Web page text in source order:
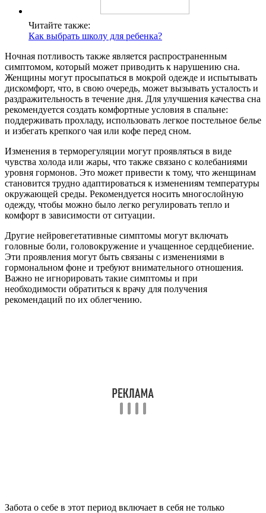
Читайте также:
Как выбрать школу для ребенка?
Ночная потливость также является распространенным
симптомом, который может приводить к нарушению сна.
Женщины могут просыпаться в мокрой одежде и испытывать
дискомфорт, что, в свою очередь, может вызывать усталость и
раздражительность в течение дня. Для улучшения качества сна
рекомендуется создать комфортные условия в спальне:
поддерживать прохладу, использовать легкое постельное белье
и избегать крепкого чая или кофе перед сном.
Изменения в терморегуляции могут проявляться в виде
чувства холода или жары, что также связано с колебаниями
уровня гормонов. Это может привести к тому, что женщинам
становится трудно адаптироваться к изменениям температуры
окружающей среды. Рекомендуется носить многослойную
одежду, чтобы можно было легко регулировать тепло и
комфорт в зависимости от ситуации.
Другие нейровегетативные симптомы могут включать
головные боли, головокружение и учащенное сердцебиение.
Эти проявления могут быть связаны с изменениями в
гормональном фоне и требуют внимательного отношения.
Важно не игнорировать такие симптомы и при
необходимости обратиться к врачу для получения
рекомендаций по их облегчению.
Забота о себе в этот период включает в себя не только